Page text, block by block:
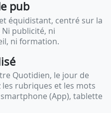
pub
équidistant, centré sur la
publicité, ni
ni formation.
Quotidien, le jour de
les rubriques et les mots
(App), tablette